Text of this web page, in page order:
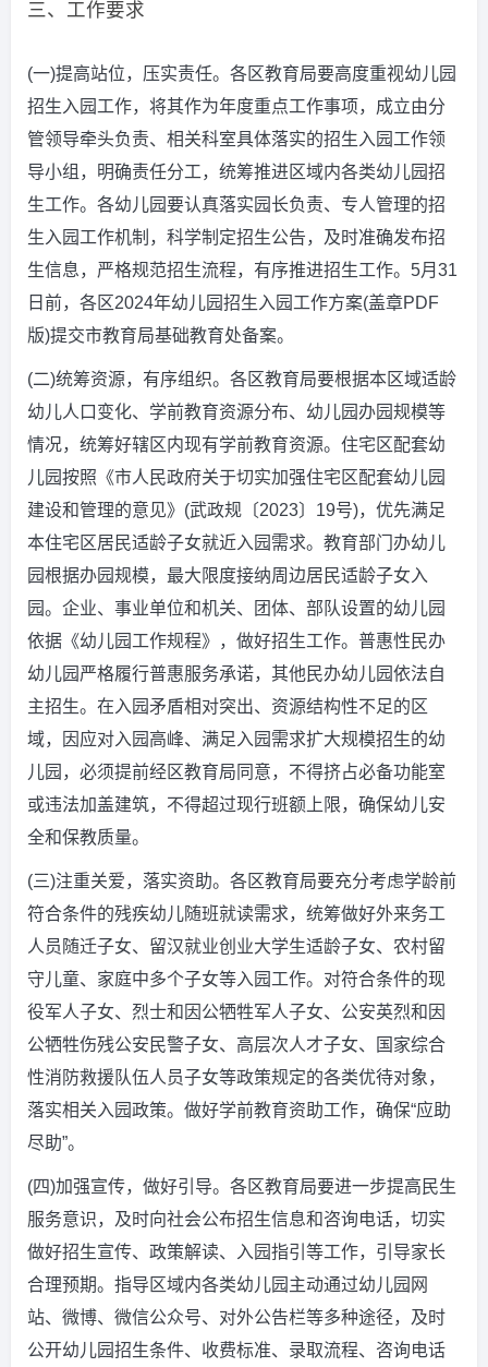
三、工作要求
(一)提高站位，压实责任。各区教育局要高度重视幼儿园
招生入园工作，将其作为年度重点工作事项，成立由分
管领导牵头负责、相关科室具体落实的招生入园工作领
导小组，明确责任分工，统筹推进区域内各类幼儿园招
生工作。各幼儿园要认真落实园长负责、专人管理的招
生入园工作机制，科学制定招生公告，及时准确发布招
生信息，严格规范招生流程，有序推进招生工作。5月31
日前，各区2024年幼儿园招生入园工作方案(盖章PDF
版)提交市教育局基础教育处备案。
(二)统筹资源，有序组织。各区教育局要根据本区域适龄
幼儿人口变化、学前教育资源分布、幼儿园办园规模等
情况，统筹好辖区内现有学前教育资源。住宅区配套幼
儿园按照《市人民政府关于切实加强住宅区配套幼儿园
建设和管理的意见》(武政规〔2023〕19号)，优先满足
本住宅区居民适龄子女就近入园需求。教育部门办幼儿
园根据办园规模，最大限度接纳周边居民适龄子女入
园。企业、事业单位和机关、团体、部队设置的幼儿园
依据《幼儿园工作规程》，做好招生工作。普惠性民办
幼儿园严格履行普惠服务承诺，其他民办幼儿园依法自
主招生。在入园矛盾相对突出、资源结构性不足的区
域，因应对入园高峰、满足入园需求扩大规模招生的幼
儿园，必须提前经区教育局同意，不得挤占必备功能室
或违法加盖建筑，不得超过现行班额上限，确保幼儿安
全和保教质量。
(三)注重关爱，落实资助。各区教育局要充分考虑学龄前
符合条件的残疾幼儿随班就读需求，统筹做好外来务工
人员随迁子女、留汉就业创业大学生适龄子女、农村留
守儿童、家庭中多个子女等入园工作。对符合条件的现
役军人子女、烈士和因公牺牲军人子女、公安英烈和因
公牺牲伤残公安民警子女、高层次人才子女、国家综合
性消防救援队伍人员子女等政策规定的各类优待对象，
落实相关入园政策。做好学前教育资助工作，确保“应助
尽助”。
(四)加强宣传，做好引导。各区教育局要进一步提高民生
服务意识，及时向社会公布招生信息和咨询电话，切实
做好招生宣传、政策解读、入园指引等工作，引导家长
合理预期。指导区域内各类幼儿园主动通过幼儿园网
站、微博、微信公众号、对外公告栏等多种途径，及时
公开幼儿园招生条件、收费标准、录取流程、咨询电话